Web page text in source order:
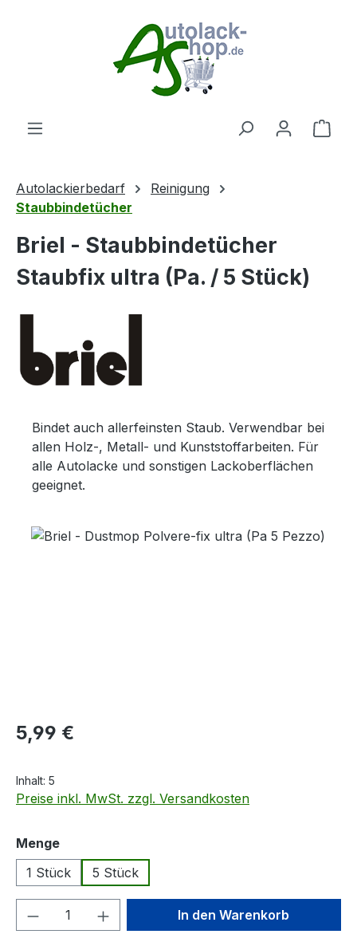
Autolackierbedarf
Reinigung
Staubbindetücher
Briel - Staubbindetücher
Staubfix ultra (Pa. / 5 Stück)
Bindet auch allerfeinsten Staub. Verwendbar bei
allen Holz-, Metall- und Kunststoffarbeiten. Für
alle Autolacke und sonstigen Lackoberflächen
geeignet.
Bildergalerie überspringen
Regulärer Preis:
5,99 €
Inhalt: 5
Preise inkl. MwSt. zzgl. Versandkosten
Mengeauswählen
1 Stück
5 Stück
Produkt Anzahl: Gib denIn den Warenkorb